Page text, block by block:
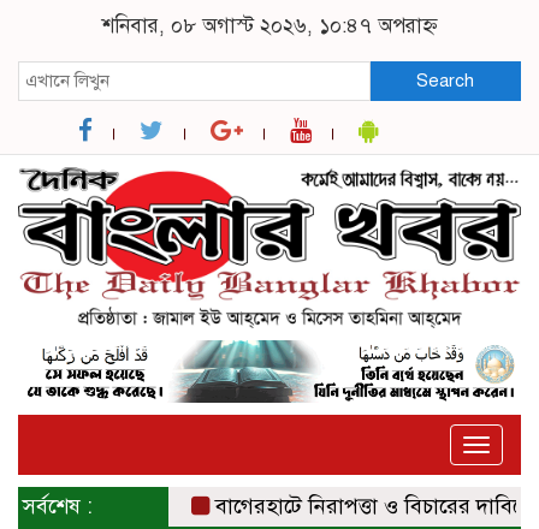
শনিবার, ০৮ অগাস্ট ২০২৬, ১০:৪৭ অপরাহ্ন
Search
Toggle
সর্বশেষ : বাগেরহাটে নিরাপত্তা ও বিচারের দাবিতে